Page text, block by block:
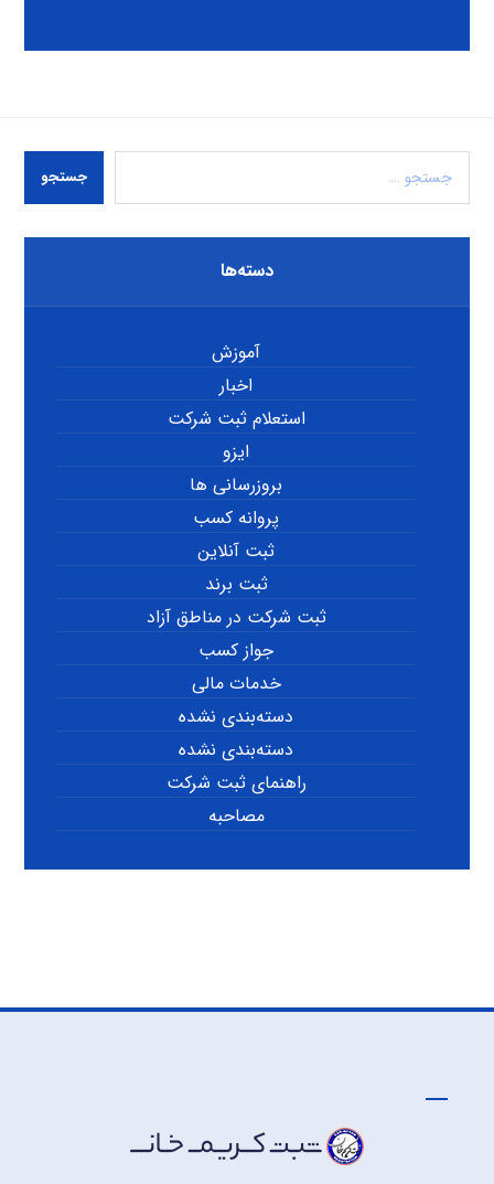
جستجو
دسته‌ها
آموزش
اخبار
استعلام ثبت شرکت
ایزو
بروزرسانی ها
پروانه کسب
ثبت آنلاین
ثبت برند
ثبت شرکت در مناطق آزاد
جواز کسب
خدمات مالی
دسته‌بندی نشده
دسته‌بندی نشده
راهنمای ثبت شرکت
مصاحبه